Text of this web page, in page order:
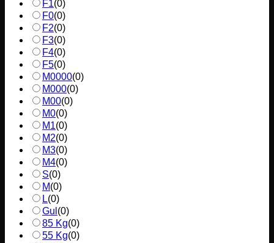
F1(0)
F0(0)
F2(0)
F3(0)
F4(0)
F5(0)
M0000(0)
M000(0)
M00(0)
M0(0)
M1(0)
M2(0)
M3(0)
M4(0)
S(0)
M(0)
L(0)
Gul (0)
85 Kg(0)
55 Kg(0)